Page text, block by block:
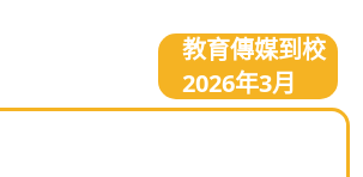
教育傳媒到校
2026年3月